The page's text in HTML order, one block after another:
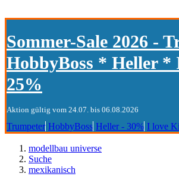
Sommer-Sale 2026 -
HobbyBoss * Heller *
25%
Aktion gültig vom 24.07. bis 06.08.2026
Trumpeter HobbyBoss Heller - 30% I love
modellbau universe
Suche
mexikanisch